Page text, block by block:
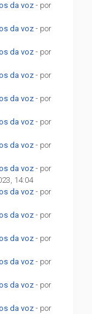
da voz - por
da voz - por
da voz - por
da voz - por
da voz - por
da voz - por
da voz - por
da voz - por
14:04
da voz - por
da voz - por
da voz - por
da voz - por
da voz - por
da voz - por